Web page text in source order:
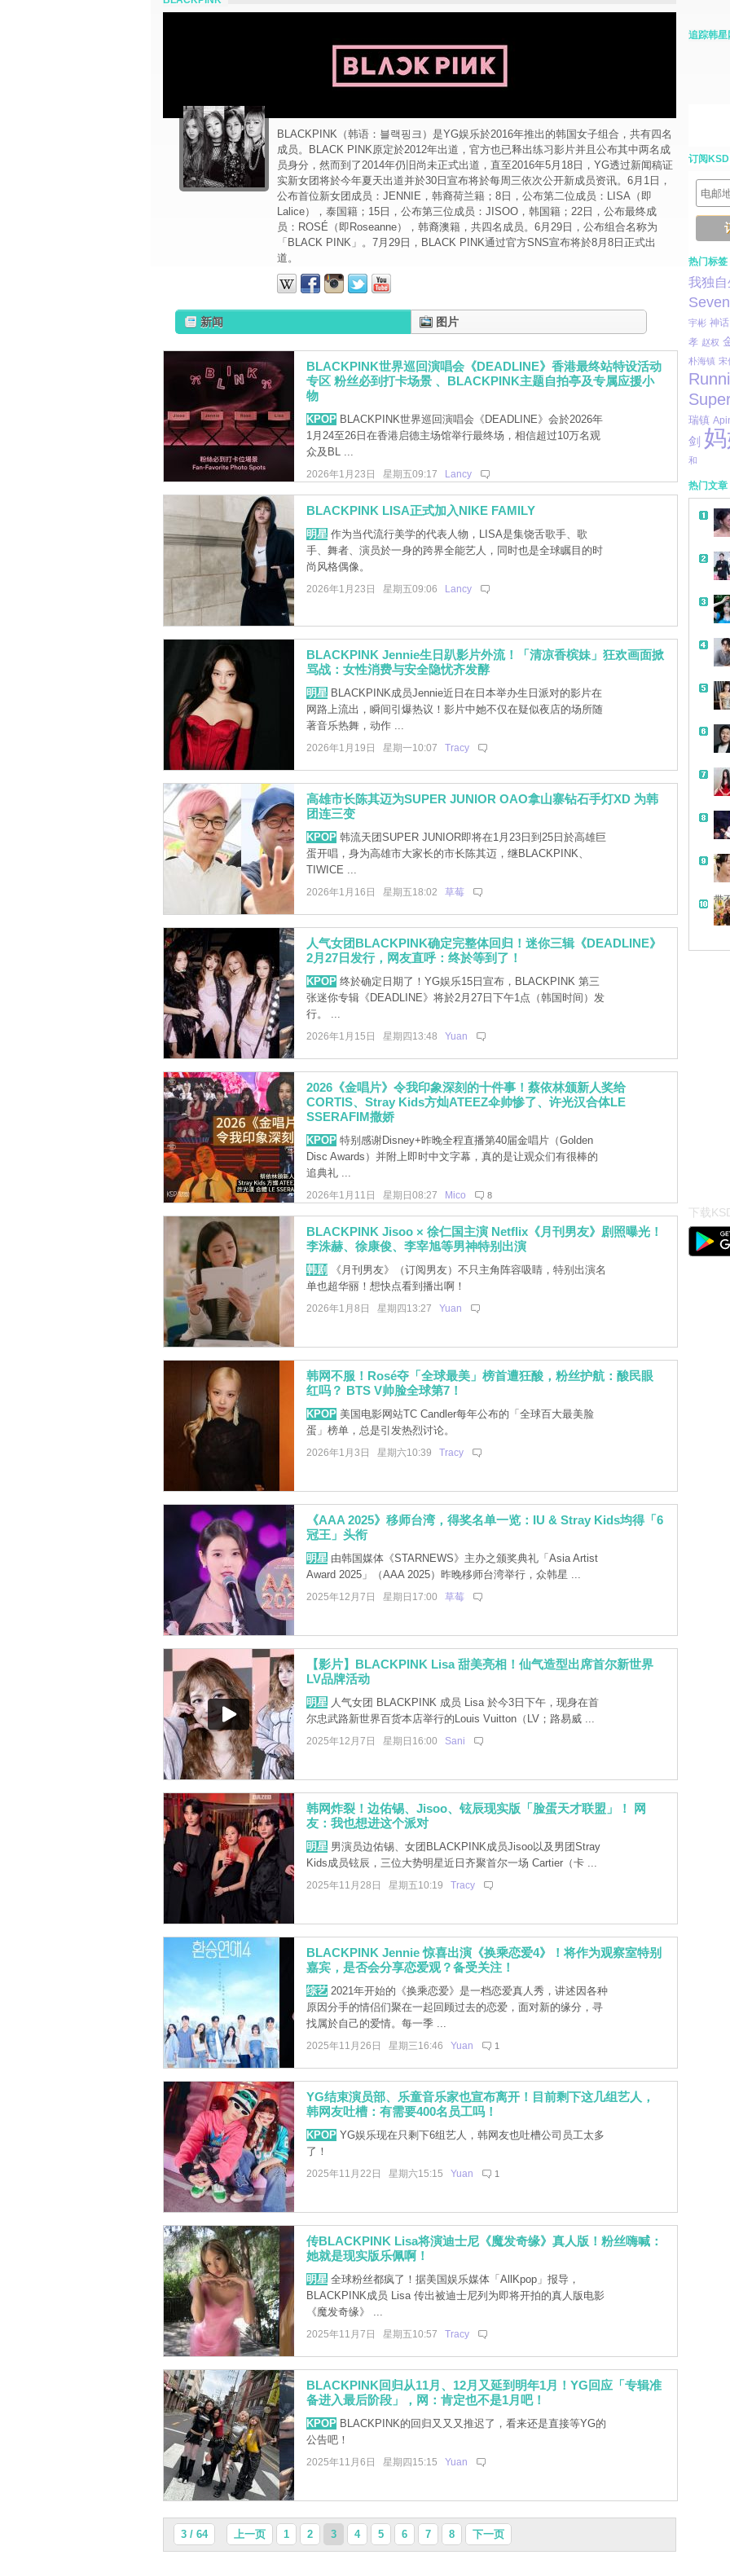
BLACKPINK（韩语：블랙핑크）是YG娱乐於2016年推出的韩国女子组合，共有四名
成员。BLACK PINK原定於2012年出道，官方也已释出练习影片并且公布其中两名成
员身分，然而到了2014年仍旧尚未正式出道，直至2016年5月18日，YG透过新闻稿证
实新女团将於今年夏天出道并於30日宣布将於每周三依次公开新成员资讯。6月1日，
公布首位新女团成员：JENNIE，韩裔荷兰籍；8日，公布第二位成员：LISA（即
Lalice），泰国籍；15日，公布第三位成员：JISOO，韩国籍；22日，公布最终成
员：ROSÉ（即Roseanne），韩裔澳籍，共四名成员。6月29日，公布组合名称为
「BLACK PINK」。7月29日，BLACK PINK通过官方SNS宣布将於8月8日正式出
道。
新闻 图片
BLACKPINK世界巡回演唱会《DEADLINE》香港最终站特设活动
专区 粉丝必到打卡场景 、BLACKPINK主题自拍亭及专属应援小
物
KPOPBLACKPINK世界巡回演唱会《DEADLINE》会於2026年
1月24至26日在香港启德主场馆举行最终场，相信超过10万名观
众及BL ...
2026年1月23日 星期五09:17 Lancy
BLACKPINK LISA正式加入NIKE FAMILY
明星作为当代流行美学的代表人物，LISA是集饶舌歌手、歌
手、舞者、演员於一身的跨界全能艺人，同时也是全球瞩目的时
尚风格偶像。
2026年1月23日 星期五09:06 Lancy
BLACKPINK Jennie生日趴影片外流！「清凉香槟妹」狂欢画面掀
骂战：女性消费与安全隐忧齐发酵
明星BLACKPINK成员Jennie近日在日本举办生日派对的影片在
网路上流出，瞬间引爆热议！影片中她不仅在疑似夜店的场所随
著音乐热舞，动作 ...
2026年1月19日 星期一10:07 Tracy
高雄市长陈其迈为SUPER JUNIOR OAO拿山寨钻石手灯XD 为韩
团连三变
KPOP韩流天团SUPER JUNIOR即将在1月23日到25日於高雄巨
蛋开唱，身为高雄市大家长的市长陈其迈，继BLACKPINK、
TIWICE ...
2026年1月16日 星期五18:02 草莓
人气女团BLACKPINK确定完整体回归！迷你三辑《DEADLINE》
2月27日发行，网友直呼：终於等到了！
KPOP终於确定日期了！YG娱乐15日宣布，BLACKPINK 第三
张迷你专辑《DEADLINE》将於2月27日下午1点（韩国时间）发
行。 ...
2026年1月15日 星期四13:48 Yuan
2026《金唱片》令我印象深刻的十件事！蔡依林颁新人奖给
CORTIS、Stray Kids方灿ATEEZ伞帅惨了、许光汉合体LE
SSERAFIM撒娇
KPOP特别感谢Disney+昨晚全程直播第40届金唱片（Golden
Disc Awards）并附上即时中文字幕，真的是让观众们有很棒的
追典礼 ...
2026年1月11日 星期日08:27 Mico 8
BLACKPINK Jisoo × 徐仁国主演 Netflix《月刊男友》剧照曝光！
李洙赫、徐康俊、李宰旭等男神特别出演
韩剧 《月刊男友》（订阅男友）不只主角阵容吸睛，特别出演名
单也超华丽！想快点看到播出啊！
2026年1月8日 星期四13:27 Yuan
韩网不服！Rosé夺「全球最美」榜首遭狂酸，粉丝护航：酸民眼
红吗？ BTS V帅脸全球第7！
KPOP美国电影网站TC Candler每年公布的「全球百大最美脸
蛋」榜单，总是引发热烈讨论。
2026年1月3日 星期六10:39 Tracy
《AAA 2025》移师台湾，得奖名单一览：IU & Stray Kids均得「6
冠王」头衔
明星由韩国媒体《STARNEWS》主办之颁奖典礼「Asia Artist
Award 2025」（AAA 2025）昨晚移师台湾举行，众韩星 ...
2025年12月7日 星期日17:00 草莓
【影片】BLACKPINK Lisa 甜美亮相！仙气造型出席首尔新世界
LV品牌活动
明星人气女团 BLACKPINK 成员 Lisa 於今3日下午，现身在首
尔忠武路新世界百货本店举行的Louis Vuitton（LV；路易威 ...
2025年12月7日 星期日16:00 Sani
韩网炸裂！边佑锡、Jisoo、铉辰现实版「脸蛋天才联盟」！ 网
友：我也想进这个派对
明星男演员边佑锡、女团BLACKPINK成员Jisoo以及男团Stray
Kids成员铉辰，三位大势明星近日齐聚首尔一场 Cartier（卡 ...
2025年11月28日 星期五10:19 Tracy
BLACKPINK Jennie 惊喜出演《换乘恋爱4》！将作为观察室特别
嘉宾，是否会分享恋爱观？备受关注！
综艺2021年开始的《换乘恋爱》是一档恋爱真人秀，讲述因各种
原因分手的情侣们聚在一起回顾过去的恋爱，面对新的缘分，寻
找属於自己的爱情。每一季 ...
2025年11月26日 星期三16:46 Yuan 1
YG结束演员部、乐童音乐家也宣布离开！目前剩下这几组艺人，
韩网友吐槽：有需要400名员工吗！
KPOPYG娱乐现在只剩下6组艺人，韩网友也吐槽公司员工太多
了！
2025年11月22日 星期六15:15 Yuan 1
传BLACKPINK Lisa将演迪士尼《魔发奇缘》真人版！粉丝嗨喊：
她就是现实版乐佩啊！
明星全球粉丝都疯了！据美国娱乐媒体「AllKpop」报导，
BLACKPINK成员 Lisa 传出被迪士尼列为即将开拍的真人版电影
《魔发奇缘》 ...
2025年11月7日 星期五10:57 Tracy
BLACKPINK回归从11月、12月又延到明年1月！YG回应「专辑准
备进入最后阶段」，网：肯定也不是1月吧！
KPOPBLACKPINK的回归又又又推迟了，看来还是直接等YG的
公告吧！
2025年11月6日 星期四15:15 Yuan
3 / 64 上一页 1 2 3 4 5 6 7 8 下一页
追踪韩星
订阅KSD
热门标签
我独自
宇彬 神话
孝 赵权
朴海镇 宋
瑞镇
剑
和
热门文章
带
下载